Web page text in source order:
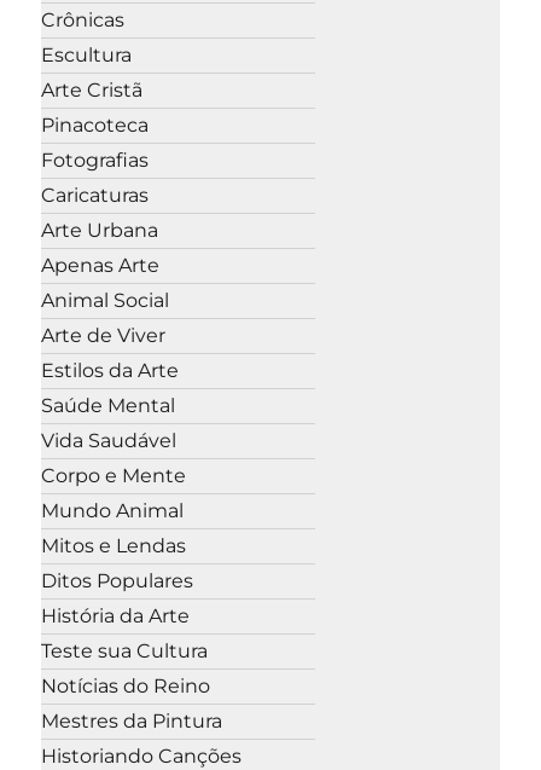
Crônicas
Escultura
Arte Cristã
Pinacoteca
Fotografias
Caricaturas
Arte Urbana
Apenas Arte
Animal Social
Arte de Viver
Estilos da Arte
Saúde Mental
Vida Saudável
Corpo e Mente
Mundo Animal
Mitos e Lendas
Ditos Populares
História da Arte
Teste sua Cultura
Notícias do Reino
Mestres da Pintura
Historiando Canções